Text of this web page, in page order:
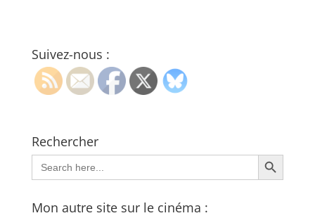
Suivez-nous :
Rechercher
Search
for:
Search Button
Mon autre site sur le cinéma :